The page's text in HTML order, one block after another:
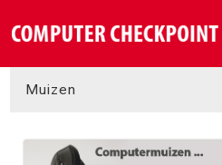
Muizen